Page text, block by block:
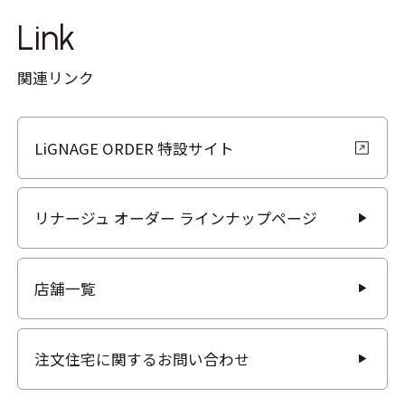
Link
関連リンク
LiGNAGE ORDER 特設サイト
リナージュ オーダー ラインナップページ
店舗一覧
注文住宅に関するお問い合わせ